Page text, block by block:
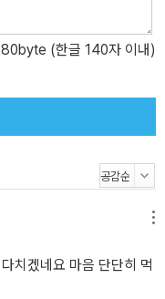
함 그렇다면 로마의 어떠
이 되었을까? 우선 로마
하지 않았으며 중언부언
모든 것은 필요한 한도 내
출발점이었는데, 다른 민
년의 세월이 걸렸다. 더
이유는 로마법은 인민이
문이다. 이처럼 로마법에
는 오늘날에도 변함없는
에 원천이 될 수 있었다.
(한글 140자 이내)
치겠네요 마음 단단히 먹